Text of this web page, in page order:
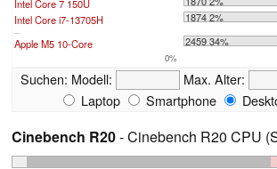
Intel Core 7 150U
Intel Core i7-13705H
1874 2%
...
Apple M5 10-Core 2459 34%
0%
Suchen: Modell: Max. Alter:
Laptop
Smartphone
Cinebench R20- Cinebench R20 CPU